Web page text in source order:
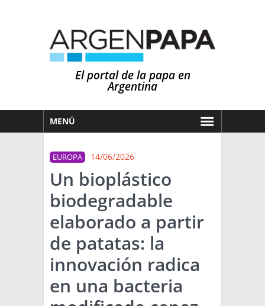
El portal de la papa en
Argentina
MENÚ
MERCADOS
NOTICIAS
EN ESPAÑOL
OTROS IDIOMAS
CLIMA
PRONÓSTICO
LLUVIAS
ARGENTINA
EL MUNDO
TÉCNICA
EUROPA 14/06/2026
Un bioplástico
biodegradable
elaborado a partir
de patatas: la
innovación radica
en una bacteria